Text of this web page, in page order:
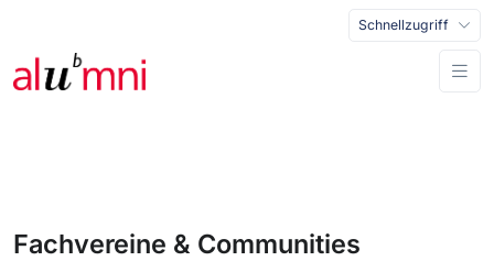
Schnellzugriff
Fachvereine & Communities